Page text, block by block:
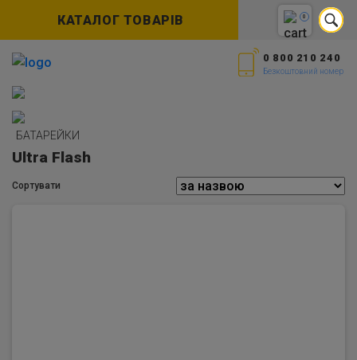
КАТАЛОГ ТОВАРІВ 0
0 800 210 240
Безкоштовний номер
БАТАРЕЙКИ
Ultra Flash
Сортувати